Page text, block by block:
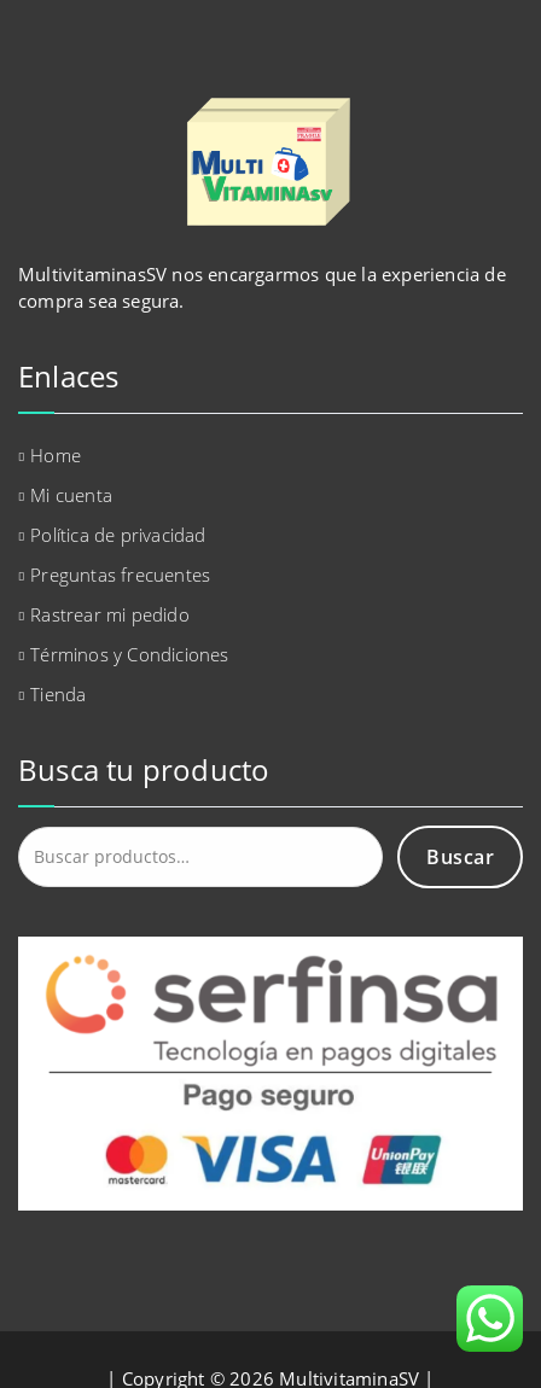
MultivitaminasSV nos encargarmos que la experiencia de
compra sea segura.
Enlaces
Home
Mi cuenta
Política de privacidad
Preguntas frecuentes
Rastrear mi pedido
Términos y Condiciones
Tienda
Busca tu producto
Buscar
por:
Buscar
| Copyright © 2026 MultivitaminaSV |